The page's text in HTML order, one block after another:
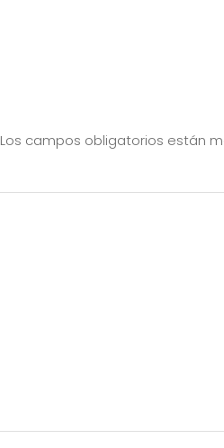
Los campos obligatorios están